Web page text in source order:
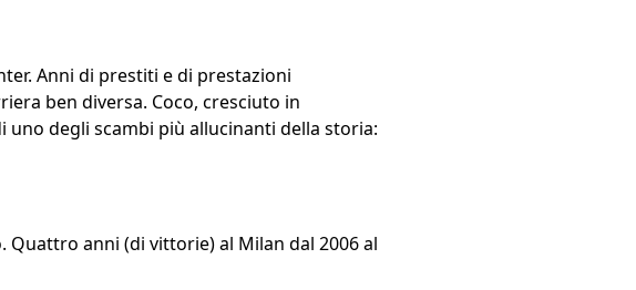
Anni di prestiti e di prestazioni
ben diversa. Coco, cresciuto in
degli scambi più allucinanti della storia:
Quattro anni (di vittorie) al Milan dal 2006 al